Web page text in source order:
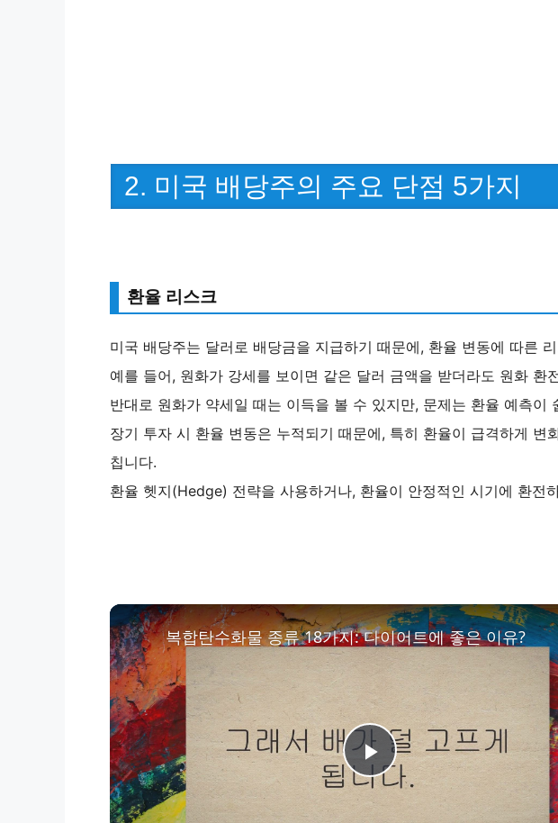
2. 미국 배당주의 주요 단점 5가지
환율 리스크
미국 배당주는 달러로 배당금을 지급하기 때문에, 환율 변동에 따른
예를 들어, 원화가 강세를 보이면 같은 달러 금액을 받더라도 원화 환
반대로 원화가 약세일 때는 이득을 볼 수 있지만, 문제는 환율 예측이
장기 투자 시 환율 변동은 누적되기 때문에, 특히 환율이 급격하게 변
칩니다.
환율 헷지(Hedge) 전략을 사용하거나, 환율이 안정적인 시기에 환전
P
복합탄수화물 종류 18가지: 다이어트에 좋은 이유?